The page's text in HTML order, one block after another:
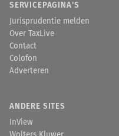
SERVICEPAGINA'S
Jurisprudentie melden
Over TaxLive
Contact
Colofon
Adverteren
ANDERE SITES
InView